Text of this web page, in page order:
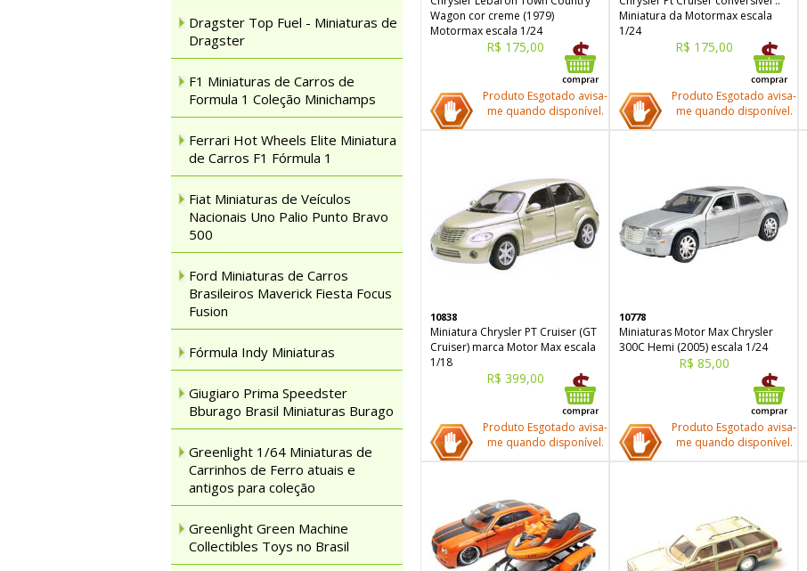
Dragster Top Fuel - Miniaturas de
Dragster
F1 Miniaturas de Carros de
Formula 1 Coleção Minichamps
Ferrari Hot Wheels Elite Miniatura
de Carros F1 Fórmula 1
Fiat Miniaturas de Veículos
Nacionais Uno Palio Punto Bravo
500
Ford Miniaturas de Carros
Brasileiros Maverick Fiesta Focus
Fusion
Fórmula Indy Miniaturas
Giugiaro Prima Speedster
Bburago Brasil Miniaturas Burago
Greenlight 1/64 Miniaturas de
Carrinhos de Ferro atuais e
antigos para coleção
Greenlight Green Machine
Collectibles Toys no Brasil
Wagon cor creme (1979)
Motormax escala 1/24
R$ 175,00
Produto Esgotado avisa-
me quando disponível.
Miniatura da Motormax escala
1/24
R$ 175,00
Produto Esgotado avisa-
me quando disponível.
10838
Miniatura Chrysler PT Cruiser (GT
Cruiser) marca Motor Max escala
1/18
R$ 399,00
Produto Esgotado avisa-
me quando disponível.
10778
Miniaturas Motor Max Chrysler
300C Hemi (2005) escala 1/24
R$ 85,00
Produto Esgotado avisa-
me quando disponível.